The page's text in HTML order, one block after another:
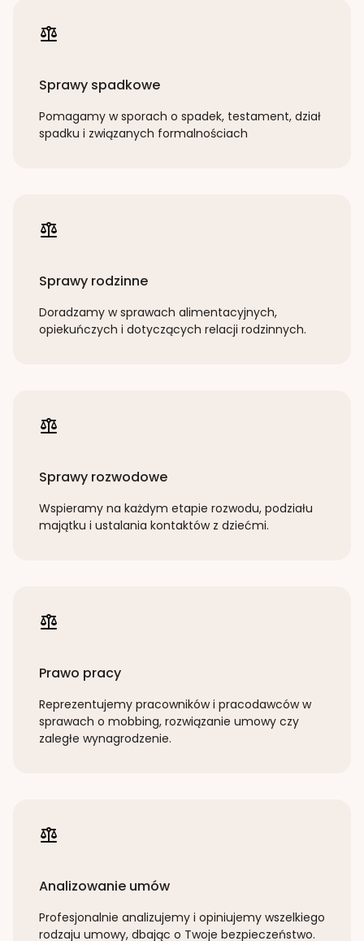
Sprawy spadkowe
Pomagamy w sporach o spadek, testament, dział
spadku i związanych formalnościach
Sprawy rodzinne
Doradzamy w sprawach alimentacyjnych,
opiekuńczych i dotyczących relacji rodzinnych.
Sprawy rozwodowe
Wspieramy na każdym etapie rozwodu, podziału
majątku i ustalania kontaktów z dziećmi.
Prawo pracy
Reprezentujemy pracowników i pracodawców w
sprawach o mobbing, rozwiązanie umowy czy
zaległe wynagrodzenie.
Analizowanie umów
Profesjonalnie analizujemy i opiniujemy wszelkiego
rodzaju umowy, dbając o Twoje bezpieczeństwo.